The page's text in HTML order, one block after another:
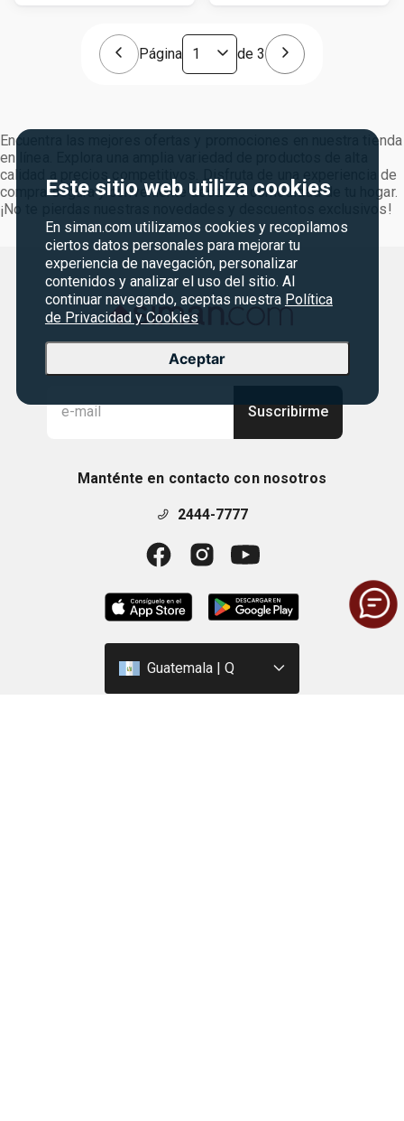
Este sitio web utiliza cookies
En siman.com utilizamos cookies y recopilamos
ciertos datos personales para mejorar tu
experiencia de navegación, personalizar
contenidos y analizar el uso del sitio. Al
continuar navegando, aceptas nuestra Política
de Privacidad y Cookies
Aceptar
Página de 3
Encuentra las mejores ofertas y promociones en nuestra tienda
en línea. Explora una amplia variedad de productos de alta
calidad a precios competitivos. Disfruta de una experiencia de
compra segura y conveniente desde la comodidad de tu hogar.
¡No te pierdas nuestras novedades y descuentos exclusivos!
Suscríbete para obtener las mejores ofertas
Suscribirme
Manténte en contacto con nosotros
2444-7777
Guatemala | Q